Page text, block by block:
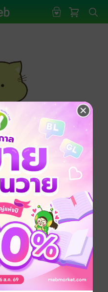
เนินรายการด้วยค่ะ
าระบบ